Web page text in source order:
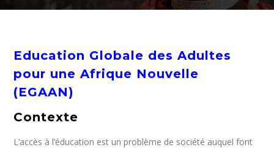
Education Globale des Adultes
pour une Afrique Nouvelle
(EGAAN)
Contexte
L’accès à l’éducation est un problème de société auquel font